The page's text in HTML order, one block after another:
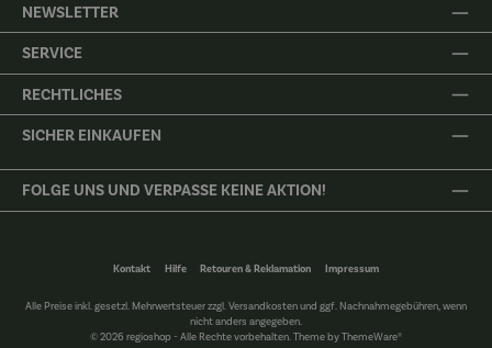
NEWSLETTER
SERVICE
RECHTLICHES
SICHER EINKAUFEN
FOLGE UNS UND VERPASSE KEINE AKTION!
Kontakt Hilfe Retouren & Reklamation Impressum
Alle Preise inkl. gesetzl. Mehrwertsteuer zzgl.Versandkostenund ggf. Nachnahmegebühren, wenn
nicht anders angegeben.
© 2026 regioshop - Alle Rechte vorbehalten. Theme byThemeWare®